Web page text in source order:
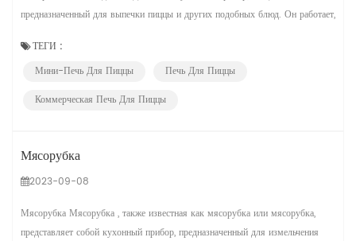
предназначенный для выпечки пиццы и других подобных блюд. Он работает,
удобство и точный контроль температуры для достижения оптимальных
результатов приготовления. Наши модели PZD-4040-01 , PZD-4040-02
ТЕГИ :
Мини-Печь Для Пиццы
Печь Для Пиццы
Коммерческая Печь Для Пиццы
Мясорубка
2023-09-08
Мясорубка Мясорубка , также известная как мясорубка или мясорубка,
представляет собой кухонный прибор, предназначенный для измельчения